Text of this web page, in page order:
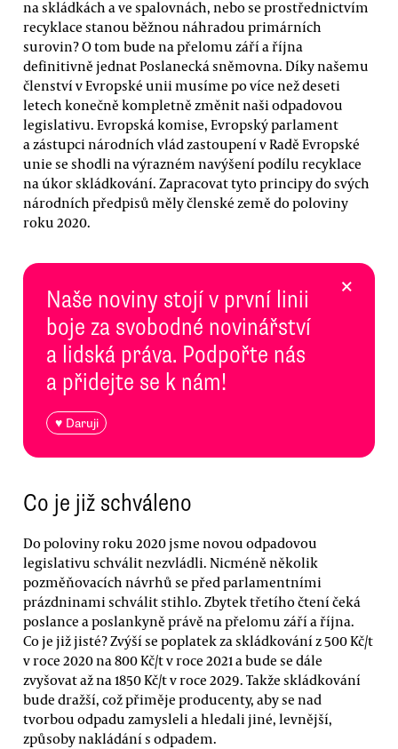
na skládkách a ve spalovnách, nebo se prostřednictvím
recyklace stanou běžnou náhradou primárních
surovin? O tom bude na přelomu září a října
definitivně jednat Poslanecká sněmovna. Díky našemu
členství v Evropské unii musíme po více než deseti
letech konečně kompletně změnit naši odpadovou
legislativu. Evropská komise, Evropský parlament
a zástupci národních vlád zastoupení v Radě Evropské
unie se shodli na výrazném navýšení podílu recyklace
na úkor skládkování. Zapracovat tyto principy do svých
národních předpisů měly členské země do poloviny
roku 2020.
Naše noviny stojí v první linii
boje za svobodné novinářství
a lidská práva. Podpořte nás
a přidejte se k nám!
♥ Daruji
×
Co je již schváleno
Do poloviny roku 2020 jsme novou odpadovou
legislativu schválit nezvládli. Nicméně několik
pozměňovacích návrhů se před parlamentními
prázdninami schválit stihlo. Zbytek třetího čtení čeká
poslance a poslankyně právě na přelomu září a října.
Co je již jisté? Zvýší se poplatek za skládkování z 500 Kč/t
v roce 2020 na 800 Kč/t v roce 2021 a bude se dále
zvyšovat až na 1850 Kč/t v roce 2029. Takže skládkování
bude dražší, což přiměje producenty, aby se nad
tvorbou odpadu zamysleli a hledali jiné, levnější,
způsoby nakládání s odpadem.